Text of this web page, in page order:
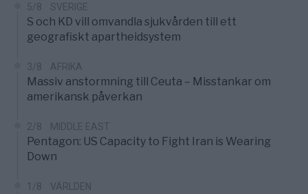
5/8 SVERIGE
S och KD vill omvandla sjukvården till ett
geografiskt apartheidsystem
3/8 AFRIKA
Massiv anstormning till Ceuta – Misstankar om
amerikansk påverkan
2/8 MIDDLE EAST
Pentagon: US Capacity to Fight Iran is Wearing
Down
1/8 VÄRLDEN